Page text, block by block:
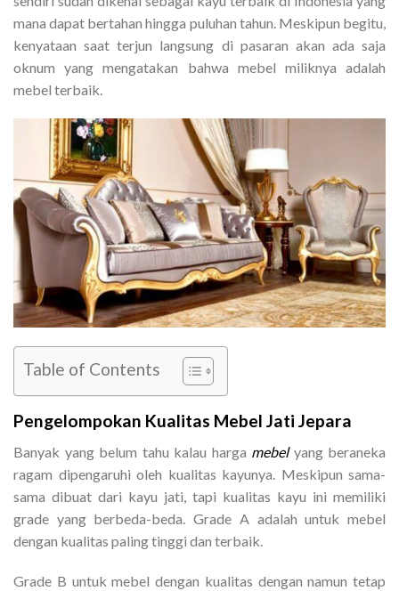
mana dapat bertahan hingga puluhan tahun. Meskipun begitu,
kenyataan saat terjun langsung di pasaran akan ada saja
oknum yang mengatakan bahwa mebel miliknya adalah
mebel terbaik.
Table of Contents
Pengelompokan Kualitas Mebel Jati Jepara
Banyak yang belum tahu kalau harga mebelyang beraneka
ragam dipengaruhi oleh kualitas kayunya. Meskipun sama-
sama dibuat dari kayu jati, tapi kualitas kayu ini memiliki
grade yang berbeda-beda. Grade A adalah untuk mebel
dengan kualitas paling tinggi dan terbaik.
Grade B untuk mebel dengan kualitas dengan namun tetap